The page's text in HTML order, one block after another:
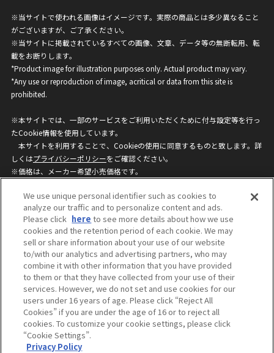
※当サイトで使われる画像はイメージです。実際の商品とは多少異なること
がございますが、ご了承ください。
※当サイトに掲載されているすべての画像、文章、データ等の無断転用、転
載をお断りします。
*Product image for illustration purposes only. Actual product may vary.
*Any use or reproduction of image, acritical or data from this site is
prohibited.
※本サイトでは、一部のサービスをご利用いただくために付与設定等を行っ
たCookie情報を使用しています。
本サイトを利用することで、Cookieの使用に同意するものと致します。詳
しくはプライバシーポリシーをご確認ください。
※価格は、メーカー希望小売価格です。
ざいますのでご了承ください。
privacypolicy
Do Not Sell or Share My
Personal Information
ウェブサイトご利用条件
ソーシャルメディアポリシー
個人情報保護方針
お問い合わせ
©BANDAI
We use unique personal identifier such as cookies to
analyze our traffic and to personalize content and ads.
Please click here to see more details about how we use
cookies and the retention period of each cookie. We may
sell or share information about your use of our website
to/with our analytics and advertising partners, who may
combine it with other information that you have provided
to them or that they have collected from your use of their
services. However, we do not set and use cookies for our
users under 16 years of age. Please click “Reject All
Cookies” if you are under the age of 16 or to reject all
cookies. To customize your cookie settings, please click
“Cookie Settings”.
Privacy Policy